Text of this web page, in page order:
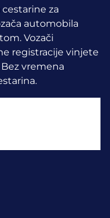
za
automobila
Vozači
registracije vinjete
vremena